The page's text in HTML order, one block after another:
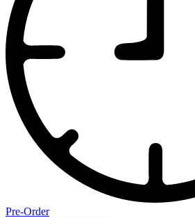
Pre-Order